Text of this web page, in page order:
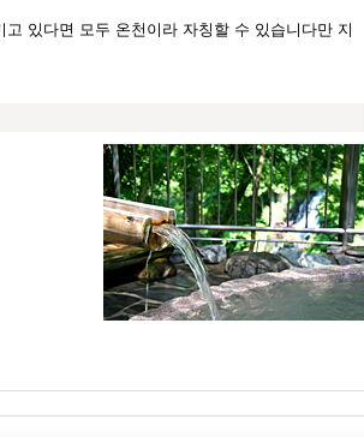
있다면 모두 온천이라 자칭할 수 있습니다만 지